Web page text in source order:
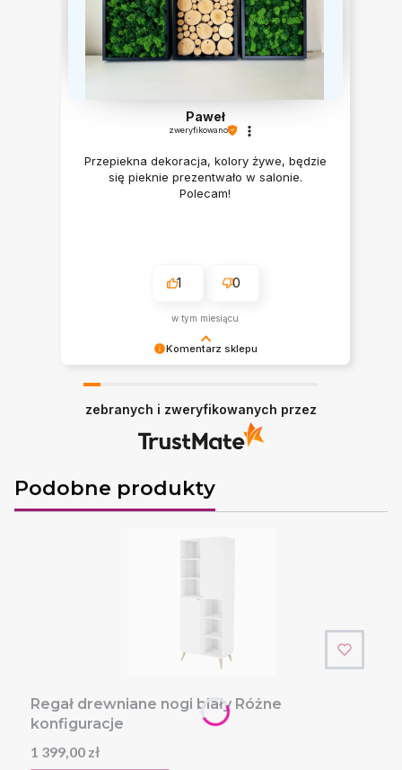
Komentarz sklepu
Paweł
zweryfikowano
Przepiekna dekoracja, kolory żywe, będzie
się pieknie prezentwało w salonie.
Polecam!
1 0
w tym miesiącu
zebranych i zweryfikowanych przez
Podobne produkty
Regał drewniane nogi biały Różne
konfiguracje
Cena
1 399,00 zł